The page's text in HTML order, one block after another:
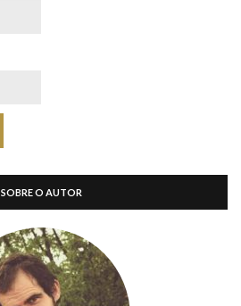
SOBRE O AUTOR